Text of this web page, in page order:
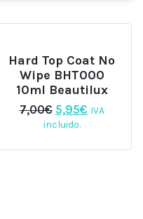
Hard Top Coat No
Wipe BHT000
10ml Beautilux
7,00€ El
precio
era:
5,95€El
es:
IVA
incluido.